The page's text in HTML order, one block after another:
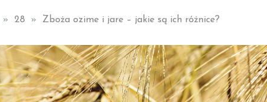
» 28 » Zboża ozime i jare – jakie są ich różnice?